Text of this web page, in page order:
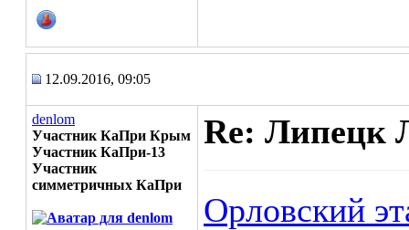
12.09.2016, 09:05
denlom
Участник КаПри Крым
Участник КаПри-13
Участник
симметричных КаПри
Re: Липецк
Орловский